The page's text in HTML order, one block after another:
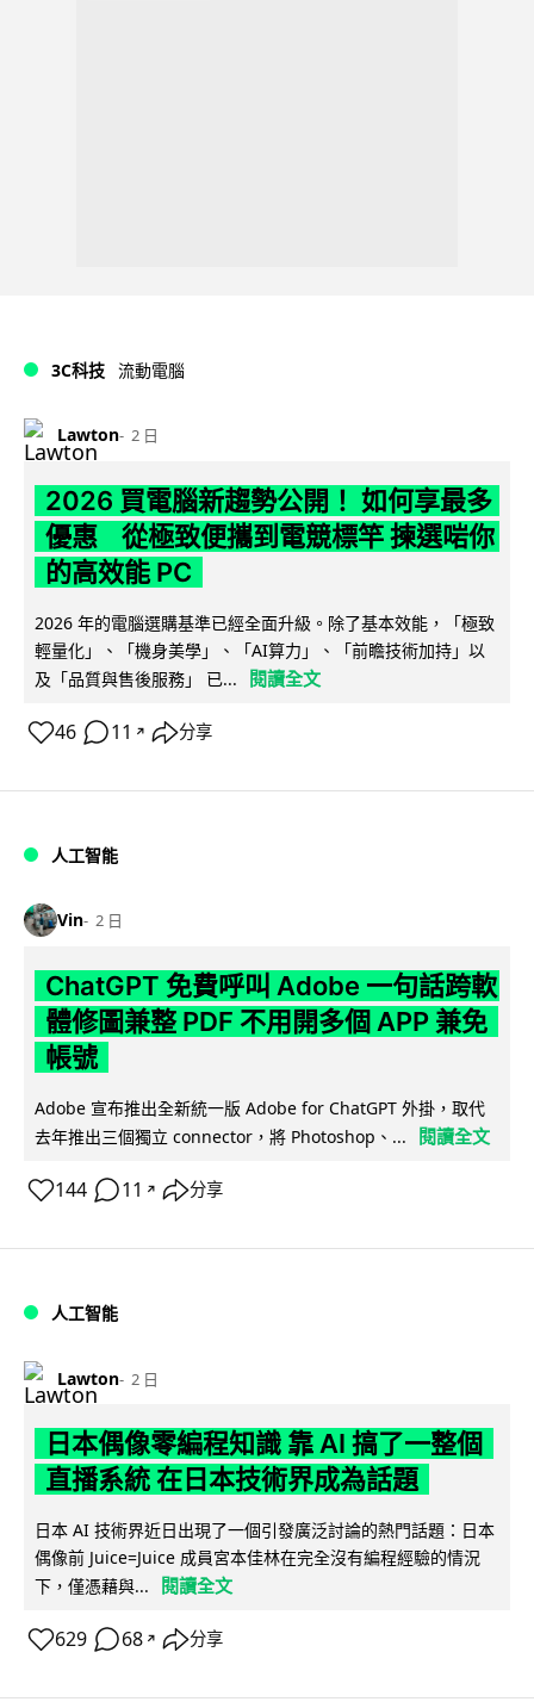
3C科技 流動電腦
Lawton 2 日
2026 買電腦新趨勢公開！ 如何享最多
優惠 從極致便攜到電競標竿 揀選啱你
的高效能 PC
2026 年的電腦選購基準已經全面升級。除了基本效能，「極致
輕量化」、「機身美學」、「AI算力」、「前瞻技術加持」以
及「品質與售後服務」 已...
閱讀全文
46 11 ↗ 分享
人工智能
Vin 2 日
ChatGPT 免費呼叫 Adobe 一句話跨軟
體修圖兼整 PDF 不用開多個 APP 兼免
帳號
Adobe 宣布推出全新統一版 Adobe for ChatGPT 外掛，取代
去年推出三個獨立 connector，將 Photoshop、...
閱讀全文
144 11 ↗ 分享
人工智能
Lawton 2 日
日本偶像零編程知識 靠 AI 搞了一整個
直播系統 在日本技術界成為話題
日本 AI 技術界近日出現了一個引發廣泛討論的熱門話題：日本
偶像前 Juice=Juice 成員宮本佳林在完全沒有編程經驗的情況
下，僅憑藉與...
閱讀全文
629 68 ↗ 分享